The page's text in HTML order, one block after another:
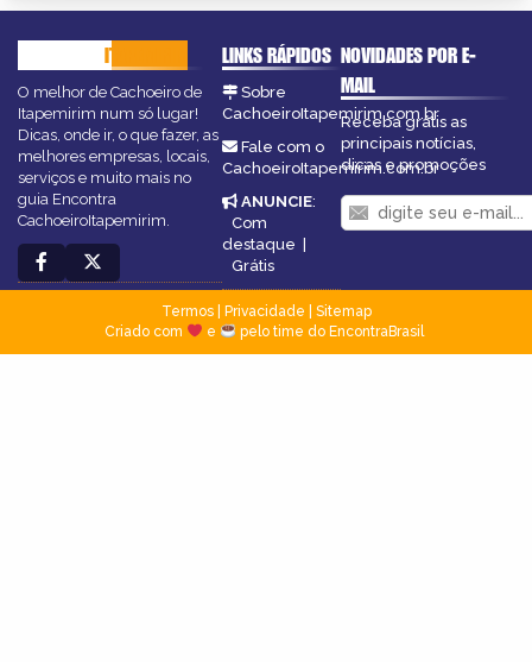
ITAPEMIRIM
O melhor de Cachoeiro de
Itapemirim num só lugar!
Dicas, onde ir, o que fazer, as
melhores empresas, locais,
serviços e muito mais no
guia Encontra
CachoeiroItapemirim.
LINKS RÁPIDOS
Sobre
CachoeiroItapemirim.com.br
Fale com o
CachoeiroItapemirim.com.br
ANUNCIE:
Com
destaque |
Grátis
NOVIDADES POR E-
MAIL
Receba grátis as
principais notícias,
dicas e promoções
Termos| Privacidade
Sitemap
Criado com
e pelo time do EncontraBrasil